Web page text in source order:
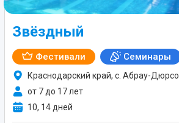
Звёздный
Фестивали Семинары
Краснодарский край, с. Абрау-Дюрсо
от 7 до 17 лет
10, 14 дней